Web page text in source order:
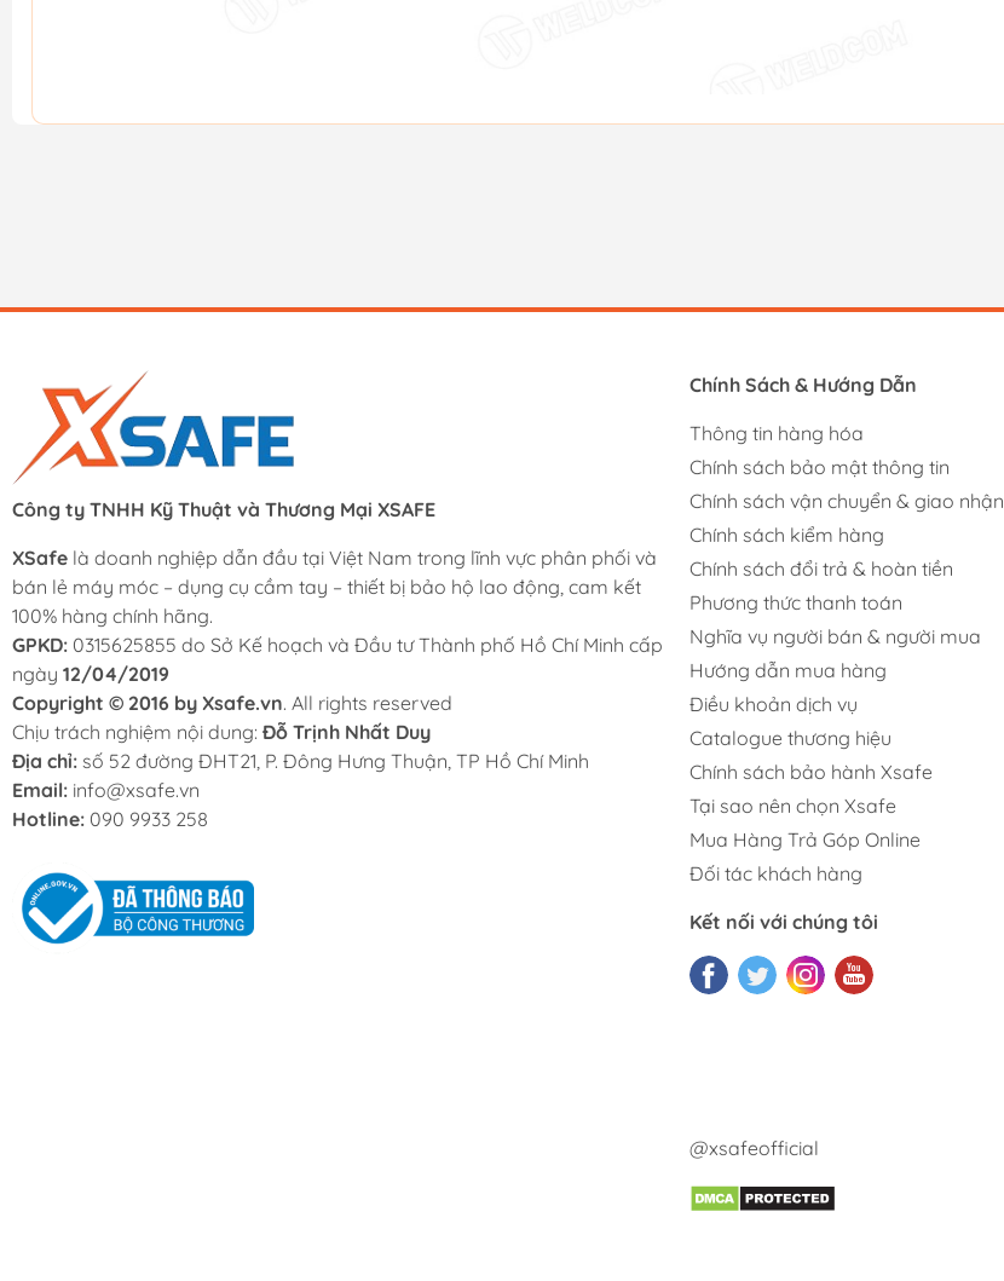
Công ty TNHH Kỹ Thuật và Thương Mại XSAFE
XSafe là doanh nghiệp dẫn đầu tại Việt Nam trong lĩnh vực phân phối và
bán lẻ máy móc – dụng cụ cầm tay – thiết bị bảo hộ lao động, cam kết
100% hàng chính hãng.
GPKD: 0315625855 do Sở Kế hoạch và Đầu tư Thành phố Hồ Chí Minh cấp
ngày 12/04/2019
Copyright © 2016 by Xsafe.vn. All rights reserved
Chịu trách nghiệm nội dung: Đỗ Trịnh Nhất Duy
Địa chỉ: số 52 đường ĐHT21, P. Đông Hưng Thuận, TP Hồ Chí Minh
Email: info@xsafe.vn
Hotline: 090 9933 258
Chính Sách & Hướng Dẫn
Thông tin hàng hóa
Chính sách bảo mật thông tin
Chính sách vận chuyển & giao nhận
Chính sách kiểm hàng
Chính sách đổi trả & hoàn tiền
Phương thức thanh toán
Nghĩa vụ người bán & người mua
Hướng dẫn mua hàng
Điều khoản dịch vụ
Catalogue thương hiệu
Chính sách bảo hành Xsafe
Tại sao nên chọn Xsafe
Mua Hàng Trả Góp Online
Đối tác khách hàng
Kết nối với chúng tôi
@xsafeofficial